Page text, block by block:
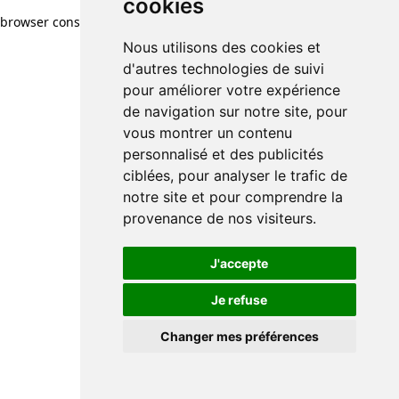
cookies
Nous utilisons des cookies et
d'autres technologies de suivi
pour améliorer votre expérience
de navigation sur notre site, pour
vous montrer un contenu
personnalisé et des publicités
ciblées, pour analyser le trafic de
notre site et pour comprendre la
provenance de nos visiteurs.
J'accepte
Je refuse
Changer mes préférences
browser console for more information)